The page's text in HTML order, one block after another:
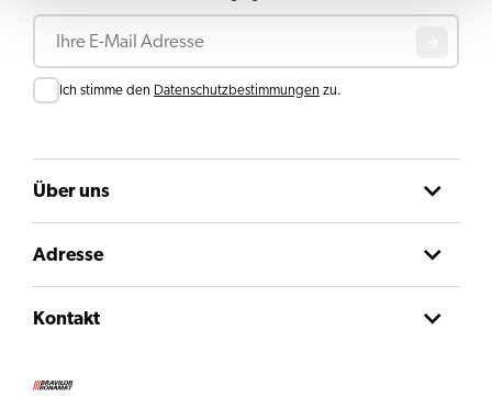
E-Mail
Consent
Ich stimme den Datenschutzbestimmungen zu.
Über uns
Adresse
Kontakt